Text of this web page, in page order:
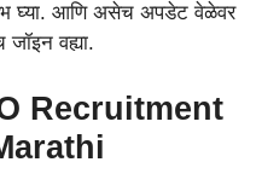
घ्या. आणि असेच अपडेट वेळेवर
वह्या.
Recruitment